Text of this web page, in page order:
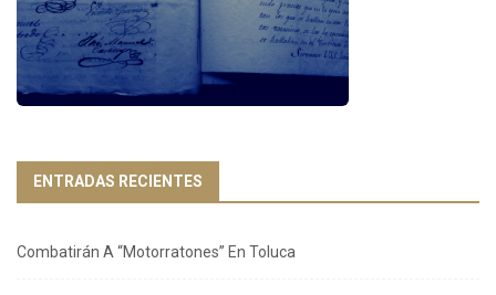
ENTRADAS RECIENTES
Combatirán A “Motorratones” En Toluca